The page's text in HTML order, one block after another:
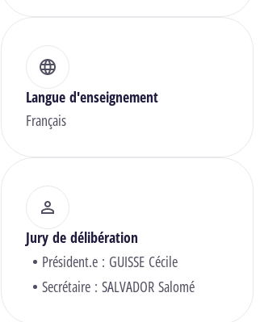
Langue d'enseignement
Français
Jury de délibération
Président.e : GUISSE Cécile
Secrétaire :SALVADOR Salomé